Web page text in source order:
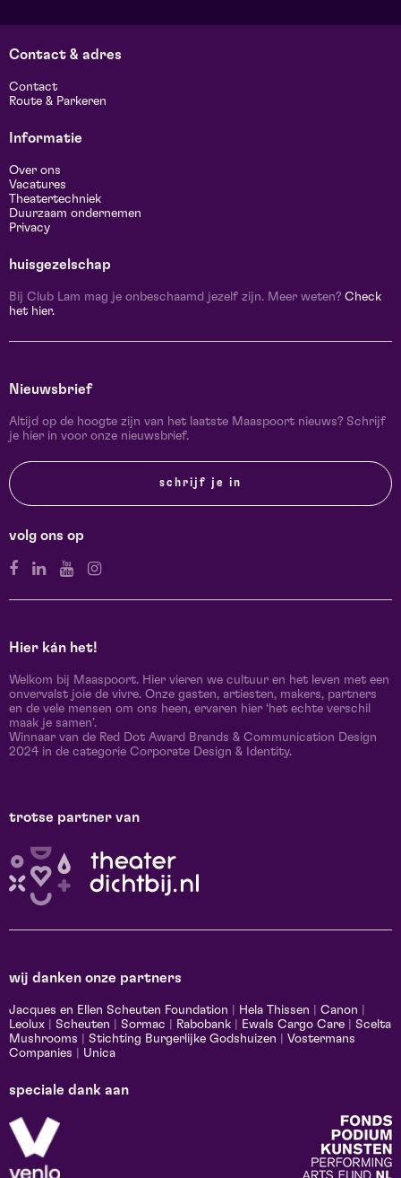
Contact & adres
Contact
Route & Parkeren
Informatie
Over ons
Vacatures
Theatertechniek
Duurzaam ondernemen
Privacy
huisgezelschap
Bij Club Lam mag je onbeschaamd jezelf zijn. Meer weten? Check
het hier.
Nieuwsbrief
Altijd op de hoogte zijn van het laatste Maaspoort nieuws? Schrijf
je hier in voor onze nieuwsbrief.
schrijf je in
volg ons op
Hier kán het!
Welkom bij Maaspoort. Hier vieren we cultuur en het leven met een
onvervalst joie de vivre. Onze gasten, artiesten, makers, partners
en de vele mensen om ons heen, ervaren hier ‘het echte verschil
maak je samen’.
Winnaar van de Red Dot Award Brands & Communication Design
2024 in de categorie Corporate Design & Identity.
trotse partner van
wij danken onze partners
Jacques en Ellen Scheuten Foundation Hela Thissen Canon
Leolux
Scheuten Sormac Rabobank Ewals Cargo Care
Scelta
Mushrooms
Stichting Burgerlijke Godshuizen
Vostermans
Companies
Unica
speciale dank aan